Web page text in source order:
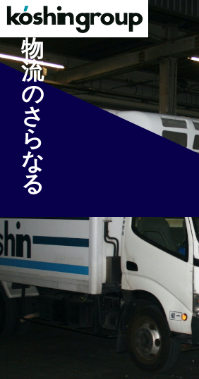
物
流
の
さ
ら
な
る